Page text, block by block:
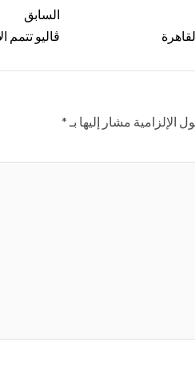
السابق
ڤاليو تتمم الإصدار ال13 لسندات
الإلزامية مشار إليها بـ *